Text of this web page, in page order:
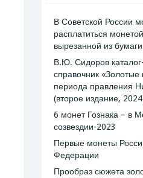
В Советской России
расплатиться
вырезанной из бумаги
В.Ю. Сидоров каталог-
справочник «Золотые
периода правления
(второе издание,
6 монет Гознака – в
созвездии-2023
Первые монеты
Федерации
Прообраз сюжета